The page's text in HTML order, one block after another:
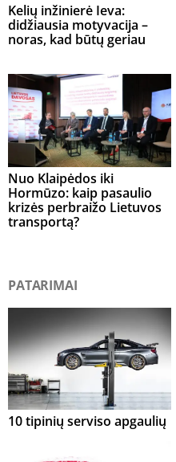
Kelių inžinierė Ieva:
didžiausia motyvacija –
noras, kad būtų geriau
Nuo Klaipėdos iki
Hormūzo: kaip pasaulio
krizės perbraižo Lietuvos
transportą?
PATARIMAI
10 tipinių serviso apgaulių